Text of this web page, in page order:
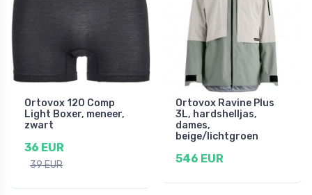
Ortovox 120 Comp
Light Boxer, meneer,
zwart
36 EUR
39 EUR
Ortovox Ravine Plus
3L, hardshelljas,
dames,
beige/lichtgroen
546 EUR